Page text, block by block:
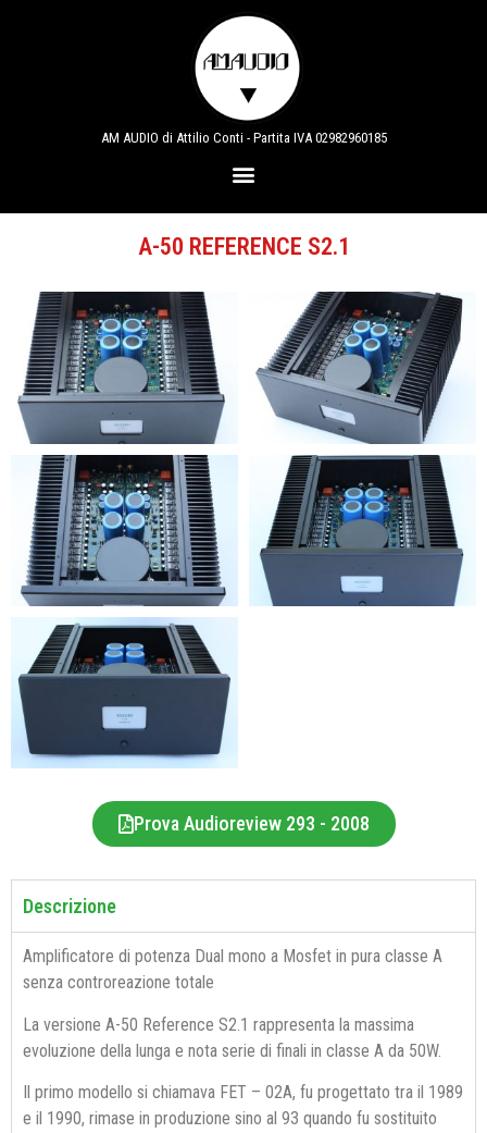
AM AUDIO di Attilio Conti - Partita IVA 02982960185
A-50 REFERENCE S2.1
Prova Audioreview 293 - 2008
Descrizione
Amplificatore di potenza Dual mono a Mosfet in pura classe A
senza controreazione totale
La versione A-50 Reference S2.1 rappresenta la massima
evoluzione della lunga e nota serie di finali in classe A da 50W.
Il primo modello si chiamava FET – 02A, fu progettato tra il 1989
e il 1990, rimase in produzione sino al 93 quando fu sostituito